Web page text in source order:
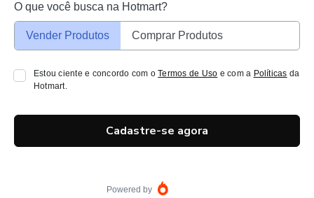
O que você busca na Hotmart?
Vender Produtos Comprar Produtos
Estou ciente e concordo com oTermos de Uso e com a Políticas da
Hotmart.
Cadastre-se agora
Powered by